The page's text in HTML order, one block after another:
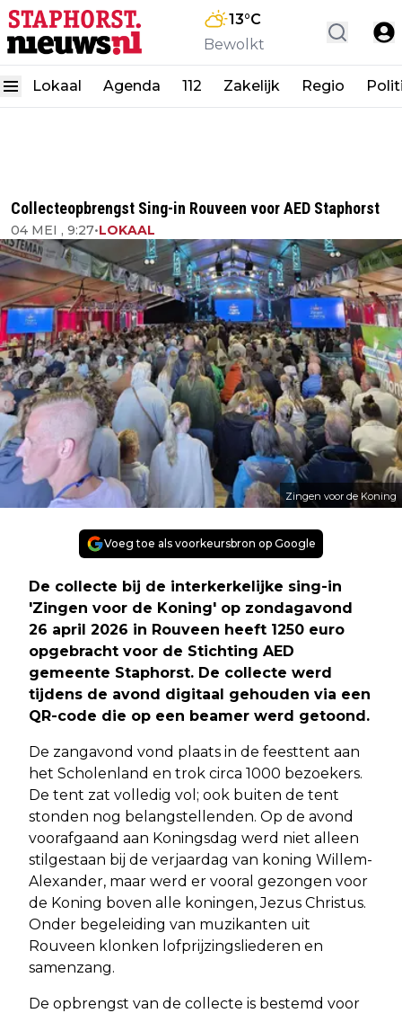
13°C
Bewolkt
Lokaal Agenda 112 Zakelijk Regio
Collecteopbrengst Sing-in Rouveen voor AED Staphorst
04 MEI , 9:27•LOKAAL
Zingen voor de Koning
Voeg toe als voorkeursbron op Google
De collecte bij de interkerkelijke sing-in
'Zingen voor de Koning' op zondagavond
26 april 2026 in Rouveen heeft 1250 euro
opgebracht voor de Stichting AED
gemeente Staphorst. De collecte werd
tijdens de avond digitaal gehouden via een
QR-code die op een beamer werd getoond.
De zangavond vond plaats in de feesttent aan
het Scholenland en trok circa 1000 bezoekers.
De tent zat volledig vol; ook buiten de tent
stonden nog belangstellenden. Op de avond
voorafgaand aan Koningsdag werd niet alleen
stilgestaan bij de verjaardag van koning Willem-
Alexander, maar werd er vooral gezongen voor
de Koning boven alle koningen, Jezus Christus.
Onder begeleiding van muzikanten uit
Rouveen klonken lofprijzingsliederen en
samenzang.
De opbrengst van de collecte is bestemd voor